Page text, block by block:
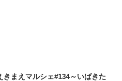
きまえマルシェ#134～いばきた